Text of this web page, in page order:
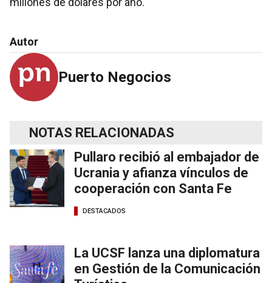
Autor
Puerto Negocios
NOTAS RELACIONADAS
Pullaro recibió al embajador de
Ucrania y afianza vínculos de
cooperación con Santa Fe
DESTACADOS
La UCSF lanza una diplomatura
en Gestión de la Comunicación